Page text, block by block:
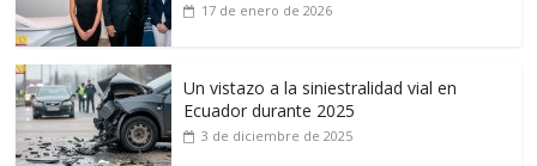
17 de enero de 2026
Un vistazo a la siniestralidad vial en
Ecuador durante 2025
3 de diciembre de 2025